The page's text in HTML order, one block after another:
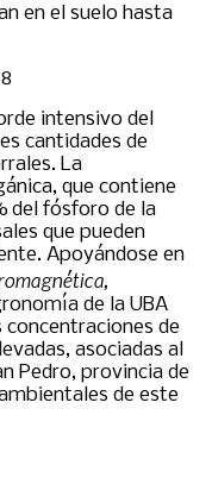
en el suelo hasta
intensivo del
cantidades de
La
que contiene
del fósforo de la
que pueden
Apoyándose en
de la UBA
concentraciones de
asociadas al
Pedro, provincia de
de este